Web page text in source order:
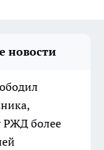
новости
РЖД более